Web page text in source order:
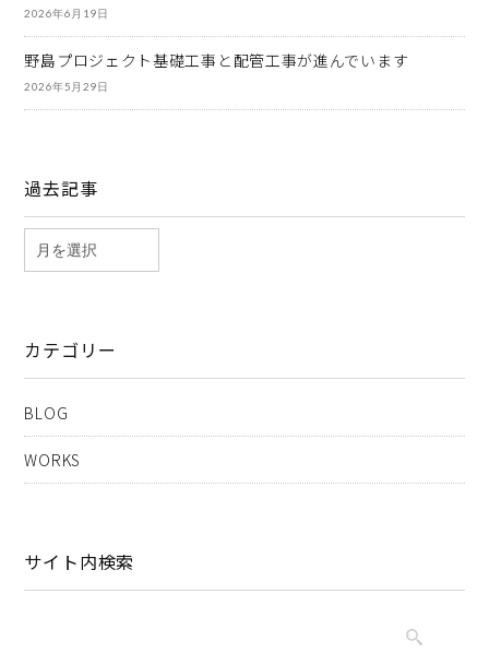
2026年6月19日
野島プロジェクト基礎工事と配管工事が進んでいます
2026年5月29日
過去記事
カテゴリー
BLOG
WORKS
サイト内検索